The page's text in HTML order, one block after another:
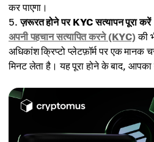
कर पाएगा।
ज़रूरत होने पर KYC सत्यापन पूरा
अपनी पहचान सत्यापित करने (KYC) की
अधिकांश क्रिप्टो प्लेटफ़ॉर्म पर एक
मिनट लेता है। यह पूरा होने के बाद,